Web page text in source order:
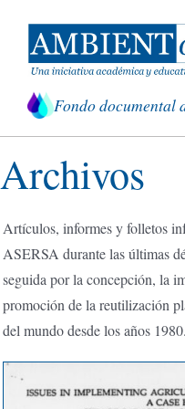
contenido
Fondo documental
Archivos
Artículos, informes y folletos
ASERSA durante las últimas
seguida por la concepción, la
promoción de la reutilización
del mundo desde los años 1980.